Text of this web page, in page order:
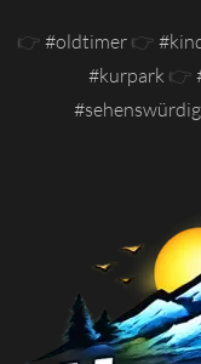
👉 #oldtimer👉
#kurpark 👉